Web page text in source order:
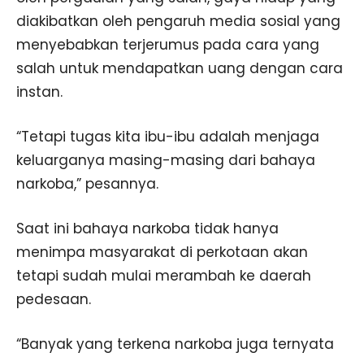
diakibatkan oleh pengaruh media sosial yang
menyebabkan terjerumus pada cara yang
salah untuk mendapatkan uang dengan cara
instan.
“Tetapi tugas kita ibu-ibu adalah menjaga
keluarganya masing-masing dari bahaya
narkoba,” pesannya.
Saat ini bahaya narkoba tidak hanya
menimpa masyarakat di perkotaan akan
tetapi sudah mulai merambah ke daerah
pedesaan.
“Banyak yang terkena narkoba juga ternyata